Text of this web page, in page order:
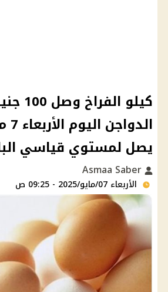
يصل لمستوي قياسي
الأربعاء 07/مايو/2025 - 09:25 ص